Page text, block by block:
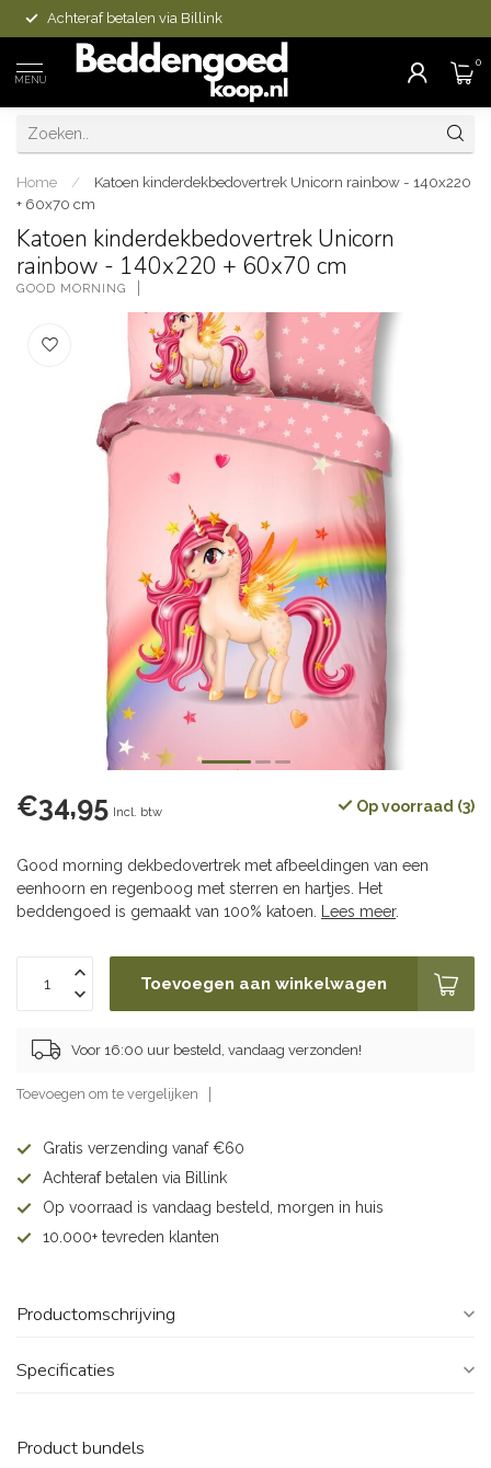
Achteraf betalen via Billink
MENU
0
Home /
Katoen kinderdekbedovertrek Unicorn rainbow - 140x220
+ 60x70 cm
Katoen kinderdekbedovertrek Unicorn
rainbow - 140x220 + 60x70 cm
GOOD MORNING
€34,95 Incl. btw Op voorraad (3)
Good morning dekbedovertrek met afbeeldingen van een
eenhoorn en regenboog met sterren en hartjes. Het
beddengoed is gemaakt van 100% katoen.
Lees meer.
Toevoegen aan winkelwagen
Voor 16:00 uur besteld, vandaag verzonden!
Toevoegen om te vergelijken
Gratis verzending vanaf €60
Achteraf betalen via Billink
Op voorraad is vandaag besteld, morgen in huis
10.000+ tevreden klanten
Productomschrijving
Specificaties
Product bundels